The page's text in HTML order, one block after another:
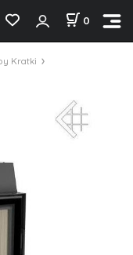
0
Kratki